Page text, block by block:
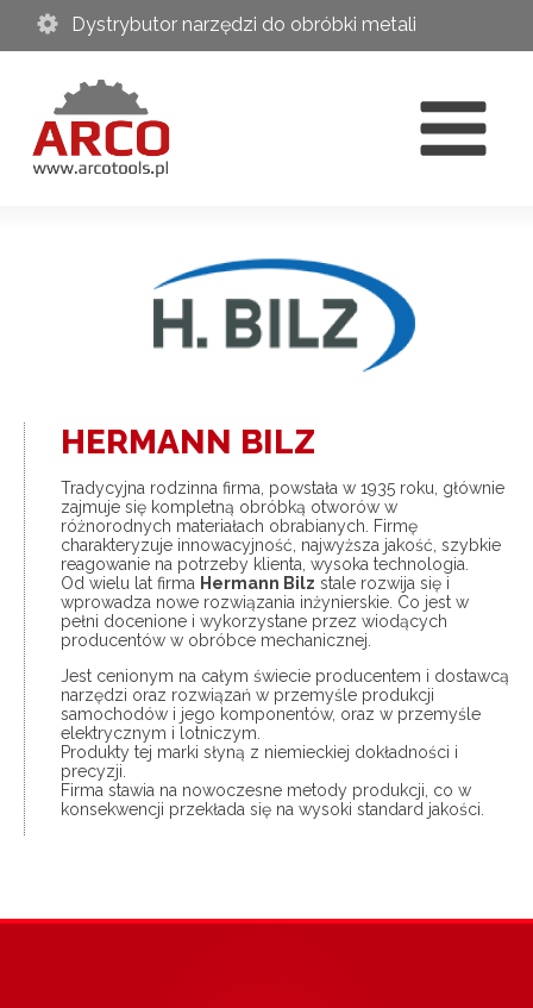
Dystrybutor narzędzi do obróbki metali
HERMANN BILZ
Tradycyjna rodzinna firma, powstała w 1935 roku, głównie
zajmuje się kompletną obróbką otworów w
różnorodnych materiałach obrabianych. Firmę
charakteryzuje innowacyjność, najwyższa jakość, szybkie
reagowanie na potrzeby klienta, wysoka technologia.
Od wielu lat firma Hermann Bilz stale rozwija się i
wprowadza nowe rozwiązania inżynierskie. Co jest w
pełni docenione i wykorzystane przez wiodących
producentów w obróbce mechanicznej.
Jest cenionym na całym świecie producentem i dostawcą
narzędzi oraz rozwiązań w przemyśle produkcji
samochodów i jego komponentów, oraz w przemyśle
elektrycznym i lotniczym.
Produkty tej marki słyną z niemieckiej dokładności i
precyzji.
Firma stawia na nowoczesne metody produkcji, co w
konsekwencji przekłada się na wysoki standard jakości.